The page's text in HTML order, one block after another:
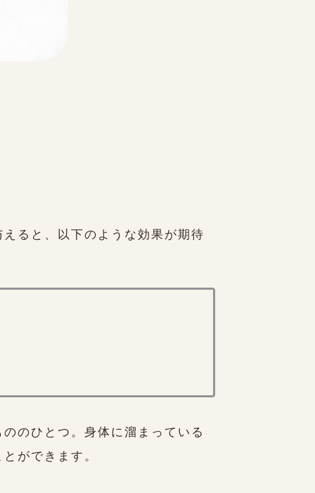
ると、以下のような効果が期待
のひとつ。身体に溜まっている
ができます。